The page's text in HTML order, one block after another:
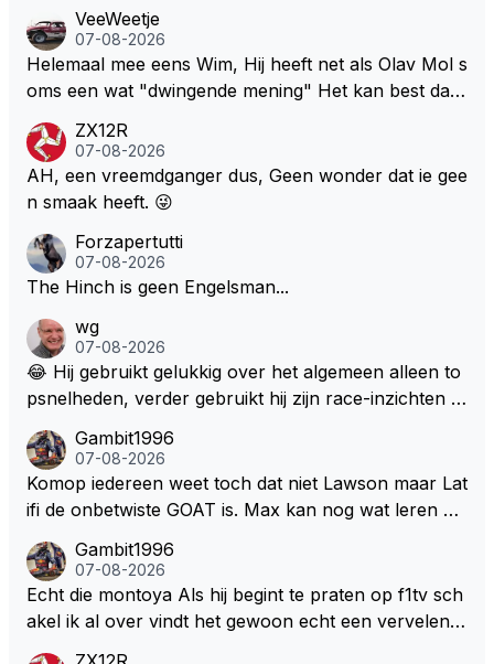
VeeWeetje
07-08-2026
Helemaal mee eens Wim, Hij heeft net als Olav Mol s
oms een wat "dwingende mening" Het kan best dat
l bij Windsor op te roepen. Maar in een tijd zonder r
aces zijn dit leuke berichtjes
ZX12R
07-08-2026
AH, een vreemdganger dus, Geen wonder dat ie gee
n smaak heeft. 😜
Forzapertutti
07-08-2026
The Hinch is geen Engelsman...
wg
07-08-2026
😂 Hij gebruikt gelukkig over het algemeen alleen to
psnelheden, verder gebruikt hij zijn race-inzichten q
een bocht zegt helemaal niets, dus wat dat betreft h
eeft hij sowieso gelijk 😂.
Gambit1996
07-08-2026
Komop iedereen weet toch dat niet Lawson maar Lat
ifi de onbetwiste GOAT is. Max kan nog wat leren va
milton, hahahaha. Latifi pakt ze allemaal met de oge
n dicht met als onbetwiste nummer 2 of GOATINES
S Lawson natuurlijk 😂😂😂😂😂
Gambit1996
07-08-2026
Echt die montoya Als hij begint te praten op f1tv sch
akel ik al over vindt het gewoon echt een vervelend